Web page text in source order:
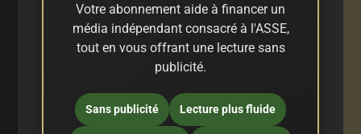
Votre abonnement aide à financer un
média indépendant consacré à l'ASSE,
tout en vous offrant une lecture sans
publicité.
Sans publicité Lecture plus fluide